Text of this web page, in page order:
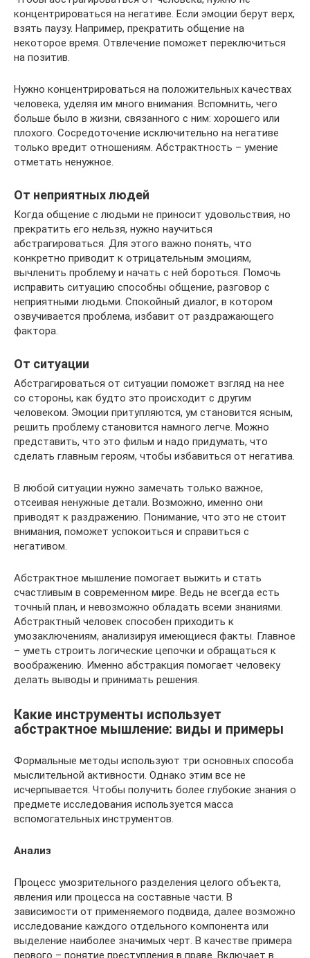
концентрироваться на негативе. Если эмоции берут верх,
взять паузу. Например, прекратить общение на
некоторое время. Отвлечение поможет переключиться
на позитив.
Нужно концентрироваться на положительных качествах
человека, уделяя им много внимания. Вспомнить, чего
больше было в жизни, связанного с ним: хорошего или
плохого. Сосредоточение исключительно на негативе
только вредит отношениям. Абстрактность – умение
отметать ненужное.
От неприятных людей
Когда общение с людьми не приносит удовольствия, но
прекратить его нельзя, нужно научиться
абстрагироваться. Для этого важно понять, что
конкретно приводит к отрицательным эмоциям,
вычленить проблему и начать с ней бороться. Помочь
исправить ситуацию способны общение, разговор с
неприятными людьми. Спокойный диалог, в котором
озвучивается проблема, избавит от раздражающего
фактора.
От ситуации
Абстрагироваться от ситуации поможет взгляд на нее
со стороны, как будто это происходит с другим
человеком. Эмоции притупляются, ум становится ясным,
решить проблему становится намного легче. Можно
представить, что это фильм и надо придумать, что
сделать главным героям, чтобы избавиться от негатива.
В любой ситуации нужно замечать только важное,
отсеивая ненужные детали. Возможно, именно они
приводят к раздражению. Понимание, что это не стоит
внимания, поможет успокоиться и справиться с
негативом.
Абстрактное мышление помогает выжить и стать
счастливым в современном мире. Ведь не всегда есть
точный план, и невозможно обладать всеми знаниями.
Абстрактный человек способен приходить к
умозаключениям, анализируя имеющиеся факты. Главное
– уметь строить логические цепочки и обращаться к
воображению. Именно абстракция помогает человеку
делать выводы и принимать решения.
Какие инструменты использует
абстрактное мышление: виды и примеры
Формальные методы используют три основных способа
мыслительной активности. Однако этим все не
исчерпывается. Чтобы получить более глубокие знания о
предмете исследования используется масса
вспомогательных инструментов.
Анализ
Процесс умозрительного разделения целого объекта,
явления или процесса на составные части. В
зависимости от применяемого подвида, далее возможно
исследование каждого отдельного компонента или
выделение наиболее значимых черт. В качестве примера
первого – понятие преступления в праве. Включает в